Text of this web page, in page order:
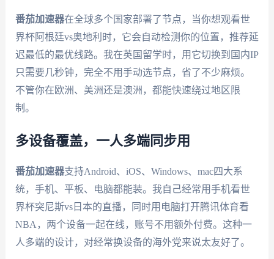
番茄加速器在全球多个国家部署了节点，当你想观看世
界杯阿根廷vs奥地利时，它会自动检测你的位置，推荐延
迟最低的最优线路。我在英国留学时，用它切换到国内IP
只需要几秒钟，完全不用手动选节点，省了不少麻烦。
不管你在欧洲、美洲还是澳洲，都能快速绕过地区限
制。
多设备覆盖，一人多端同步用
番茄加速器支持Android、iOS、Windows、mac四大系
统，手机、平板、电脑都能装。我自己经常用手机看世
界杯突尼斯vs日本的直播，同时用电脑打开腾讯体育看
NBA，两个设备一起在线，账号不用额外付费。这种一
人多端的设计，对经常换设备的海外党来说太友好了。